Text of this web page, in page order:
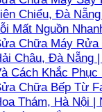
Chiểu, Đà
Mất Nguồn
Chữa Máy Rửa
Châu, Đà Nẵng
Cách Khắc Phục
Chữa Bếp Từ
Thám, Hà Nội |